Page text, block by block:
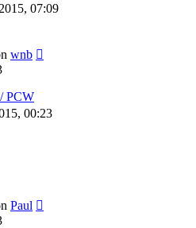
07:09
wnb
PCW
00:23
Paul